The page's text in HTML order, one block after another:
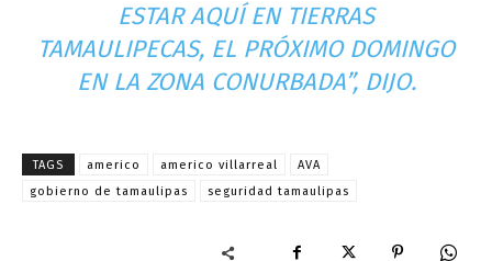
ESTAR AQUÍ EN TIERRAS
TAMAULIPECAS, EL PRÓXIMO DOMINGO
EN LA ZONA CONURBADA”, DIJO.
TAGS americo americo villarreal
AVA
gobierno de tamaulipas
seguridad tamaulipas